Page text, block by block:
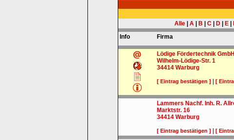
Alle| A| B C| D| E|
Info
Firma
Lödige Fördertechnik GmbH
Wilhelm-Lödige-Str. 1
34414 Warburg
[ Eintrag bestätigen ] [
Lammers Nachf. Inh. R.
Marktstr. 16
34414 Warburg
[ Eintrag bestätigen ] [